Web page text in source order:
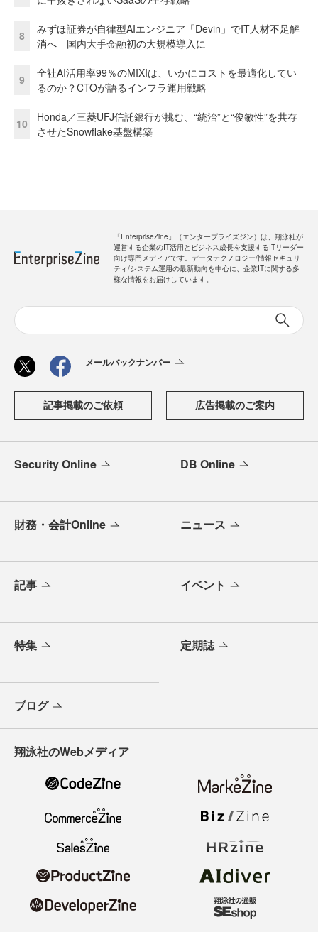
8
みずほ証券が自律型AIエンジニア「Devin」でIT人材不足解
消へ 国内大手金融初の大規模導入に
9
全社AI活用率99％のMIXIは、いかにコストを最適化してい
るのか？CTOが語るインフラ運用戦略
10
Honda／三菱UFJ信託銀行が挑む、“統治”と“俊敏性”を共存
させたSnowflake基盤構築
「EnterpriseZine」（エンタープライズジン）は、翔泳社が
運営する企業のIT活用とビジネス成長を支援するITリーダー
向け専門メディアです。データテクノロジー/情報セキュリ
ティ/システム運用の最新動向を中心に、企業ITに関する多
様な情報をお届けしています。
メールバックナンバー
記事掲載のご依頼 広告掲載のご案内
Security Online DB Online
財務・会計Online ニュース
記事 イベント
特集 定期誌
ブログ
翔泳社のWebメディア